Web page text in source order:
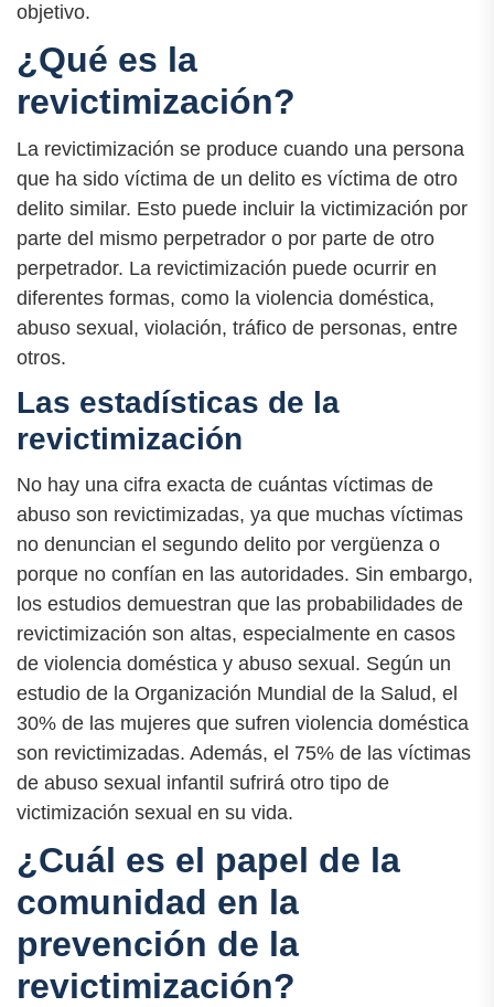
objetivo.
¿Qué es la
revictimización?
La revictimización se produce cuando una persona
que ha sido víctima de un delito es víctima de otro
delito similar. Esto puede incluir la victimización por
parte del mismo perpetrador o por parte de otro
perpetrador. La revictimización puede ocurrir en
diferentes formas, como la violencia doméstica,
abuso sexual, violación, tráfico de personas, entre
otros.
Las estadísticas de la
revictimización
No hay una cifra exacta de cuántas víctimas de
abuso son revictimizadas, ya que muchas víctimas
no denuncian el segundo delito por vergüenza o
porque no confían en las autoridades. Sin embargo,
los estudios demuestran que las probabilidades de
revictimización son altas, especialmente en casos
de violencia doméstica y abuso sexual. Según un
estudio de la Organización Mundial de la Salud, el
30% de las mujeres que sufren violencia doméstica
son revictimizadas. Además, el 75% de las víctimas
de abuso sexual infantil sufrirá otro tipo de
victimización sexual en su vida.
¿Cuál es el papel de la
comunidad en la
prevención de la
revictimización?